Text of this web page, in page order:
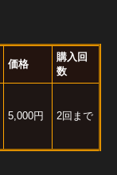
価格
購入回
数
5,000円 2回まで